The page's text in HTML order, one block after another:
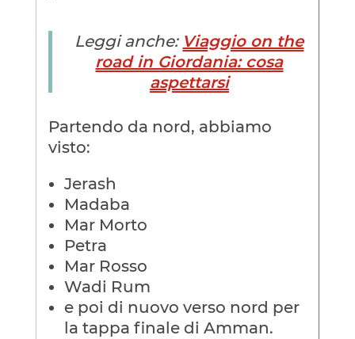
Leggi anche: Viaggio on the
road in Giordania: cosa
aspettarsi
Partendo da nord, abbiamo
visto:
Jerash
Madaba
Mar Morto
Petra
Mar Rosso
Wadi Rum
e poi di nuovo verso nord per
la tappa finale di Amman.